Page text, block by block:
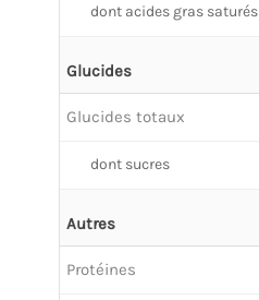
dont acides gras saturés
Glucides
Glucides totaux
dont sucres
Autres
Protéines